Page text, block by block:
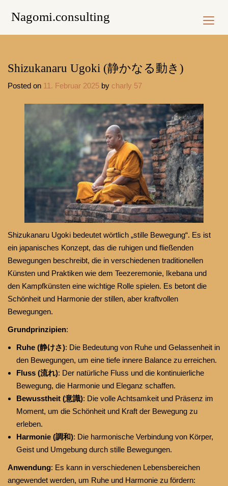
Nagomi.consulting
Shizukanaru Ugoki (静かなる動き)
Posted on 11. Februar 2025 by charly 57
Shizukanaru Ugoki bedeutet wörtlich „stille Bewegung“. Es ist
ein japanisches Konzept, das die ruhigen und fließenden
Bewegungen beschreibt, die in verschiedenen traditionellen
Künsten und Praktiken wie dem Teezeremonie, Ikebana und
den Kampfkünsten eine wichtige Rolle spielen. Es betont die
Schönheit und Harmonie der stillen, aber kraftvollen
Bewegungen.
Grundprinzipien:
Ruhe (静けさ): Die Bedeutung von Ruhe und Gelassenheit in
den Bewegungen, um eine tiefe innere Balance zu erreichen.
Fluss (流れ): Der natürliche Fluss und die kontinuierliche
Bewegung, die Harmonie und Eleganz schaffen.
Bewusstheit (意識): Die volle Achtsamkeit und Präsenz im
Moment, um die Schönheit und Kraft der Bewegung zu
erleben.
Harmonie (調和): Die harmonische Verbindung von Körper,
Geist und Umgebung durch stille Bewegungen.
Anwendung: Es kann in verschiedenen Lebensbereichen
angewendet werden, um Ruhe und Harmonie zu fördern: